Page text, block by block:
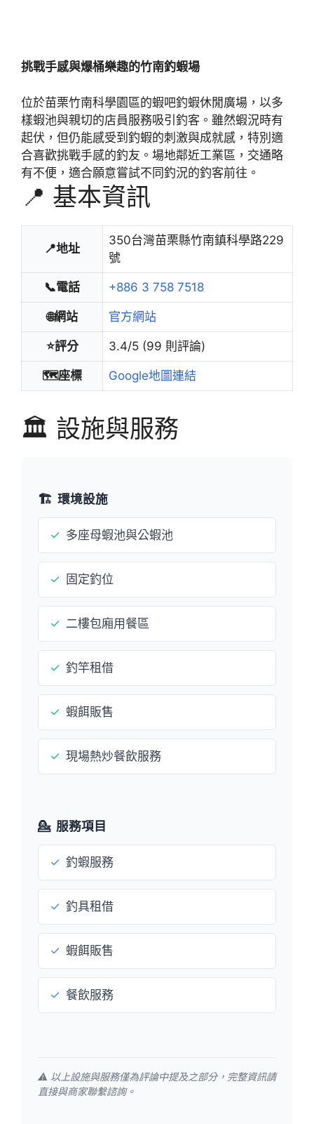
挑戰手感與爆桶樂趣的竹南釣蝦場
位於苗栗竹南科學園區的蝦吧釣蝦休閒廣場，以多
樣蝦池與親切的店員服務吸引釣客。雖然蝦況時有
起伏，但仍能感受到釣蝦的刺激與成就感，特別適
合喜歡挑戰手感的釣友。場地鄰近工業區，交通略
有不便，適合願意嘗試不同釣況的釣客前往。
📍 基本資訊
📍地址
350台灣苗栗縣竹南鎮科學路229
號
📞電話 +886 3 758 7518
🌐網站 官方網站
⭐評分 3.4/5 (99 則評論)
🗺️座標 Google地圖連結
🏛️ 設施與服務
🏗️ 環境設施
✓ 多座母蝦池與公蝦池
✓ 固定釣位
✓ 二樓包廂用餐區
✓ 釣竿租借
✓ 蝦餌販售
✓ 現場熱炒餐飲服務
💁 服務項目
✓ 釣蝦服務
✓ 釣具租借
✓ 蝦餌販售
✓ 餐飲服務
⚠️ 以上設施與服務僅為評論中提及之部分，完整資訊請
直接與商家聯繫諮詢。